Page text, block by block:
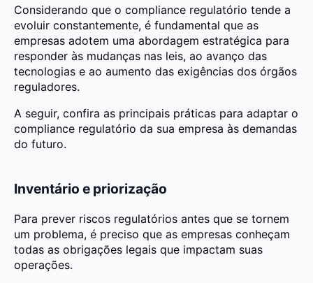
Considerando que o compliance regulatório tende a
evoluir constantemente, é fundamental que as
empresas adotem uma abordagem estratégica para
responder às mudanças nas leis, ao avanço das
tecnologias e ao aumento das exigências dos órgãos
reguladores.
A seguir, confira as principais práticas para adaptar o
compliance regulatório da sua empresa às demandas
do futuro.
Inventário e priorização
Para prever riscos regulatórios antes que se tornem
um problema, é preciso que as empresas conheçam
todas as obrigações legais que impactam suas
operações.